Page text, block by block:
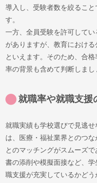
導入し、受験者数を絞るこ
す。
一方、全員受験を許可して
がありますが、教育におけ
といえます。そのため、合
率の背景も含めて判断しまし
就職率や就職支援
就職実績も学校選びで見逃
は、医療・福祉業界とのつ
とのマッチングがスムーズ
書の添削や模擬面接など、
職支援が充実しているかどう